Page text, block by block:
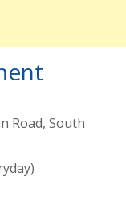
Road, South